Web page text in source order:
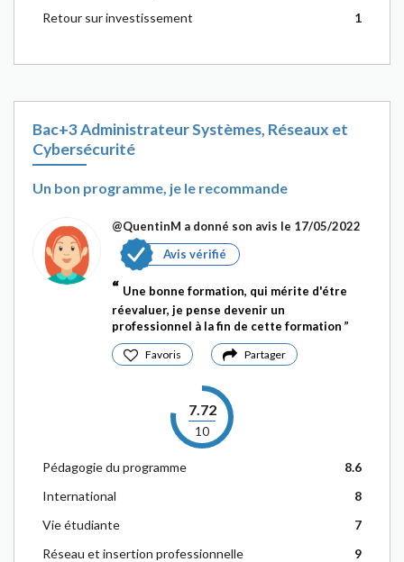
Retour sur investissement
1
Bac+3 Administrateur Systèmes, Réseaux et
Cybersécurité
Un bon programme, je le recommande
@QuentinM a donné son avis le 17/05/2022
Avis vérifié
Une bonne formation, qui mérite d'étre
réevaluer, je pense devenir un
professionnel à la fin de cette formation
Favoris Partager
7.72
10
Pédagogie du programme
8.6
International
8
Vie étudiante
7
Réseau et insertion professionnelle
9